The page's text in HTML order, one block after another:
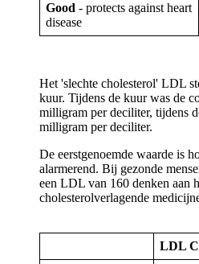
Good - protects against heart
disease
Het 'slechte cholesterol' LDL
kuur. Tijdens de kuur was de
milligram per deciliter, tijdens
milligram per deciliter.
De eerstgenoemde waarde is
alarmerend. Bij gezonde
een LDL van 160 denken aan
cholesterolverlagende
LDL